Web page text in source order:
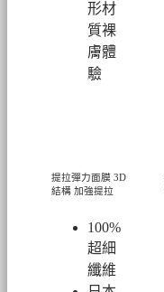
形材
質裸
膚體
驗
提拉彈力面膜 3D
結構 加強提拉
100%
超細
纖維